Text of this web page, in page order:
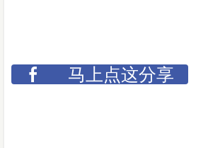
马上点这分享